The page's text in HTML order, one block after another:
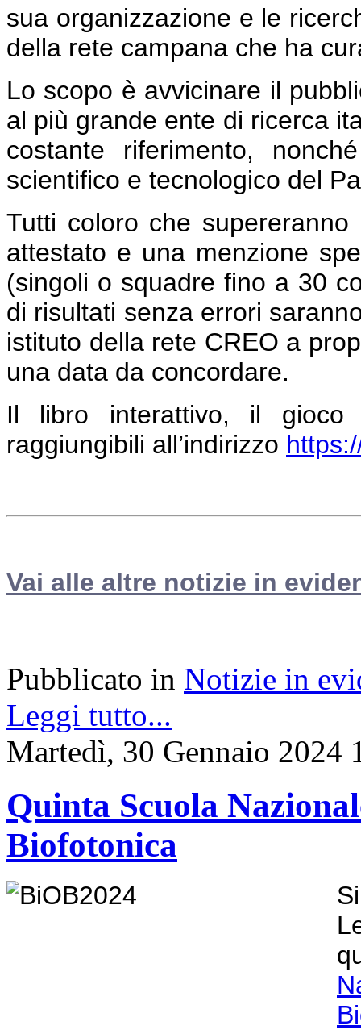
sua organizzazione e le
della rete campana che ha
Lo scopo è avvicinare il
al più grande ente di ricerca
costante riferimento,
scientifico e tecnologico del
Tutti coloro che
attestato e una menzione
(singoli o squadre fino a 30
di risultati senza errori
istituto della rete CREO a
una data da concordare.
Il libro interattivo, il
raggiungibili all’indirizzo
Vai alle altre notizie in
Pubblicato in Notizie in
Leggi tutto...
Martedì, 30 Gennaio 2024
Quinta Scuola
Biofotonica